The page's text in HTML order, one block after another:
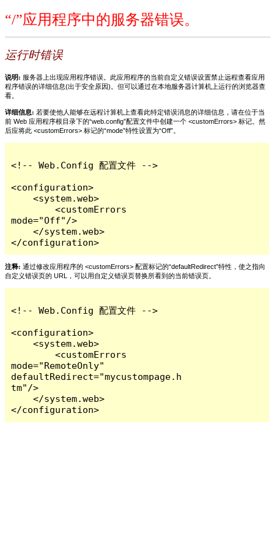
“/”应用程序中的服务器错误。
运行时错误
说明: 服务器上出现应用程序错误。此应用程序的当前自定义错误设置禁止远程查看应用
程序错误的详细信息(出于安全原因)。但可以通过在本地服务器计算机上运行的浏览器查
看。
详细信息: 若要使他人能够在远程计算机上查看此特定错误消息的详细信息，请在位于当
前 Web 应用程序根目录下的“web.config”配置文件中创建一个 <customErrors> 标记。然
后应将此 <customErrors> 标记的“mode”特性设置为“Off”。
<!-- Web.Config 配置文件 -->
<configuration>
    <system.web>
        <customErrors
mode="Off"/>
    </system.web>
</configuration>
注释: 通过修改应用程序的 <customErrors> 配置标记的“defaultRedirect”特性，使之指向
自定义错误页的 URL，可以用自定义错误页替换所看到的当前错误页。
<!-- Web.Config 配置文件 -->
<configuration>
    <system.web>
        <customErrors
mode="RemoteOnly"
defaultRedirect="mycustompage.h
tm"/>
    </system.web>
</configuration>